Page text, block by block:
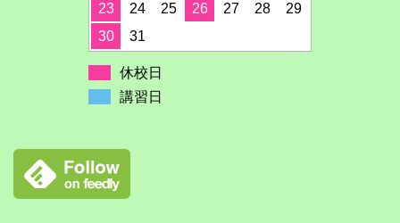
23
24 25 26 27 28
29
30
31
休校日
講習日